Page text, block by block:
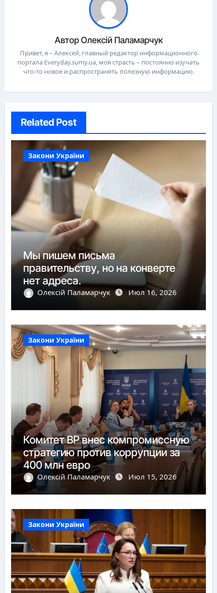
АвторОлексій Паламарчук
Привет, я – Алексей, главный редактор информационного
портала Everyday.sumy.ua, моя страсть – постоянно изучать
что-то новое и распространять полезную информацию.
Related Post
Закони України
Мы пишем письма
правительству, но на конверте
нет адреса.
Олексій Паламарчук Июл 16, 2026
Закони України
Комитет ВР внес компромиссную
стратегию против коррупции за
400 млн евро
Олексій Паламарчук Июл 15, 2026
Закони України